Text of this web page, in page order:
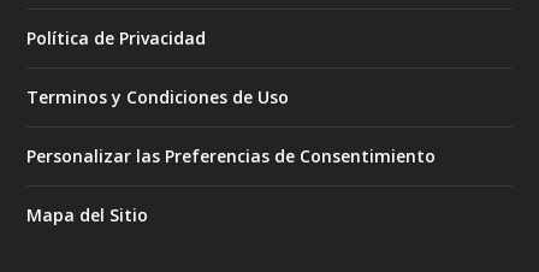
Política de Privacidad
Terminos y Condiciones de Uso
Personalizar las Preferencias de Consentimiento
Mapa del Sitio